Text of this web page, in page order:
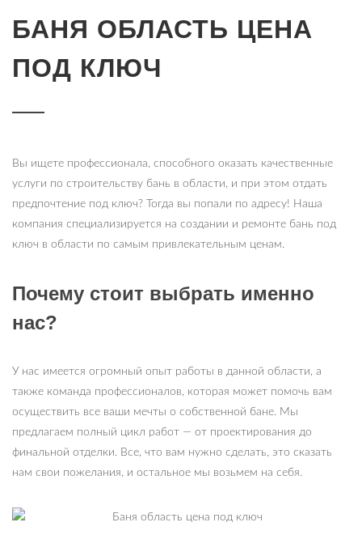
БАНЯ ОБЛАСТЬ ЦЕНА
ПОД КЛЮЧ
Вы ищете профессионала, способного оказать качественные
услуги по строительству бань в области, и при этом отдать
предпочтение под ключ? Тогда вы попали по адресу! Наша
компания специализируется на создании и ремонте бань под
ключ в области по самым привлекательным ценам.
Почему стоит выбрать именно
нас?
У нас имеется огромный опыт работы в данной области, а
также команда профессионалов, которая может помочь вам
осуществить все ваши мечты о собственной бане. Мы
предлагаем полный цикл работ — от проектирования до
финальной отделки. Все, что вам нужно сделать, это сказать
нам свои пожелания, и остальное мы возьмем на себя.